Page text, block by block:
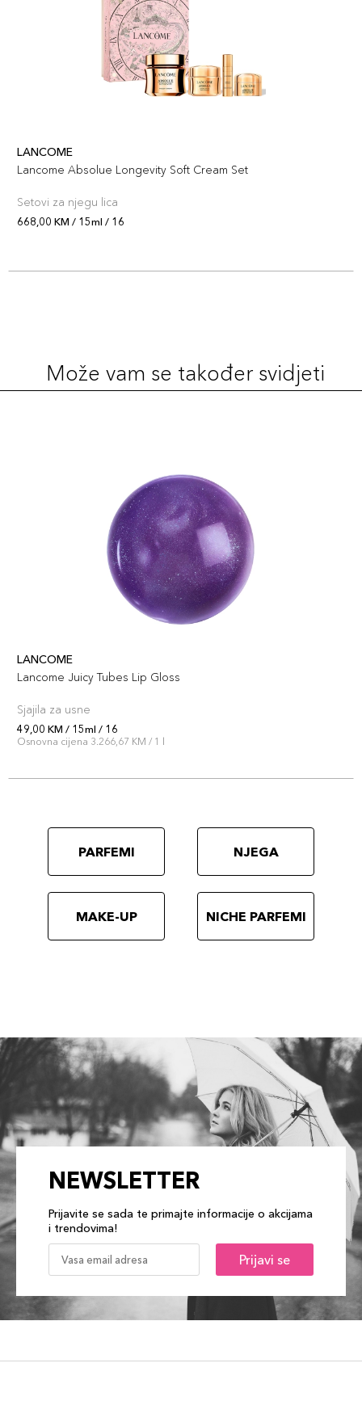
LANCOME
Lancome Absolue Longevity Soft Cream Set
Setovi za njegu lica
668,00 KM / 15ml / 16
Može vam se također svidjeti
LANCOME
Lancome Juicy Tubes Lip Gloss
Sjajila za usne
49,00 KM / 15ml / 16
Osnovna cijena 3.266,67 KM / 1 l
PARFEMI NJEGA
MAKE-UP NICHE PARFEMI
NEWSLETTER
Prijavite se sada te primajte informacije o akcijama
i trendovima!
Prijavi se